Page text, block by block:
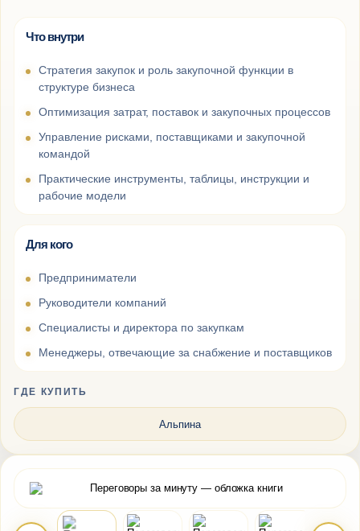
Что внутри
Стратегия закупок и роль закупочной функции в
структуре бизнеса
Оптимизация затрат, поставок и закупочных процессов
Управление рисками, поставщиками и закупочной
командой
Практические инструменты, таблицы, инструкции и
рабочие модели
Для кого
Предприниматели
Руководители компаний
Специалисты и директора по закупкам
Менеджеры, отвечающие за снабжение и поставщиков
ГДЕ КУПИТЬ
Альпина